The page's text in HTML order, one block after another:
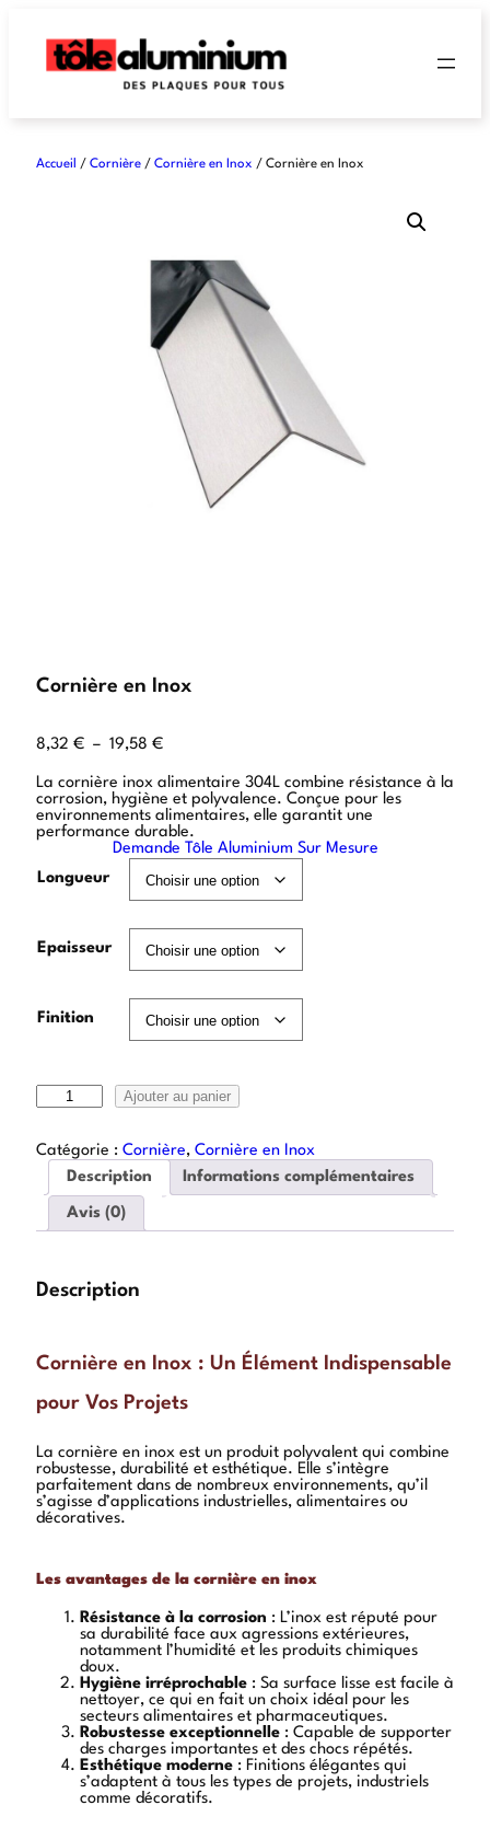
Accueil / Cornière / Cornière en Inox / Cornière en Inox
Cornière en Inox
8,32 € – 19,58 €
La cornière inox alimentaire 304L combine résistance à la
corrosion, hygiène et polyvalence. Conçue pour les
environnements alimentaires, elle garantit une
performance durable.
Demande Tôle Aluminium Sur Mesure
Longueur
Epaisseur
Finition
Ajouter au panier
Catégorie : Cornière, Cornière en Inox
Description
Informations complémentaires
Avis (0)
Description
Cornière en Inox : Un Élément Indispensable
pour Vos Projets
La cornière en inox est un produit polyvalent qui combine
robustesse, durabilité et esthétique. Elle s’intègre
parfaitement dans de nombreux environnements, qu’il
s’agisse d’applications industrielles, alimentaires ou
décoratives.
Les avantages de la cornière en inox
Résistance à la corrosion : L’inox est réputé pour
sa durabilité face aux agressions extérieures,
notamment l’humidité et les produits chimiques
doux.
Hygiène irréprochable : Sa surface lisse est facile à
nettoyer, ce qui en fait un choix idéal pour les
secteurs alimentaires et pharmaceutiques.
Robustesse exceptionnelle : Capable de supporter
des charges importantes et des chocs répétés.
Esthétique moderne : Finitions élégantes qui
s’adaptent à tous les types de projets, industriels
comme décoratifs.